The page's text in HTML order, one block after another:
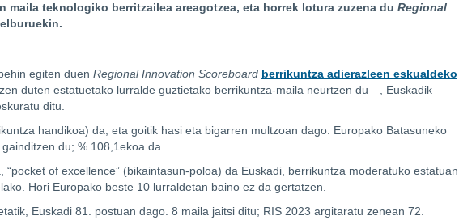
maila teknologiko berritzailea areagotzea, eta horrek lotura zuzena du Regional
egiten duen Regional Innovation Scoreboard berrikuntza adierazleen eskualdeko
duten estatuetako lurralde guztietako berrikuntza-maila neurtzen du—, Euskadik
ditu.
handikoa) da, eta goitik hasi eta bigarren multzoan dago. Europako Batasuneko
du; % 108,1ekoa da.
of excellence” (bikaintasun-poloa) da Euskadi, berrikuntza moderatuko estatuan
Hori Europako beste 10 lurraldetan baino ez da gertatzen.
Euskadi 81. postuan dago. 8 maila jaitsi ditu; RIS 2023 argitaratu zenean 72.